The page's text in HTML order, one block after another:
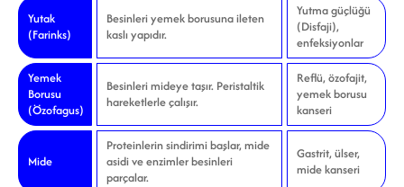
Yutak
(Farinks)
Besinleri yemek borusuna ileten
kaslı yapıdır.
Yutma güçlüğü
(Disfaji),
enfeksiyonlar
Yemek
Borusu
(Özofagus)
Besinleri mideye taşır. Peristaltik
hareketlerle çalışır.
Reflü, özofajit,
yemek borusu
kanseri
Mide
Proteinlerin sindirimi başlar, mide
asidi ve enzimler besinleri
parçalar.
Gastrit, ülser,
mide kanseri